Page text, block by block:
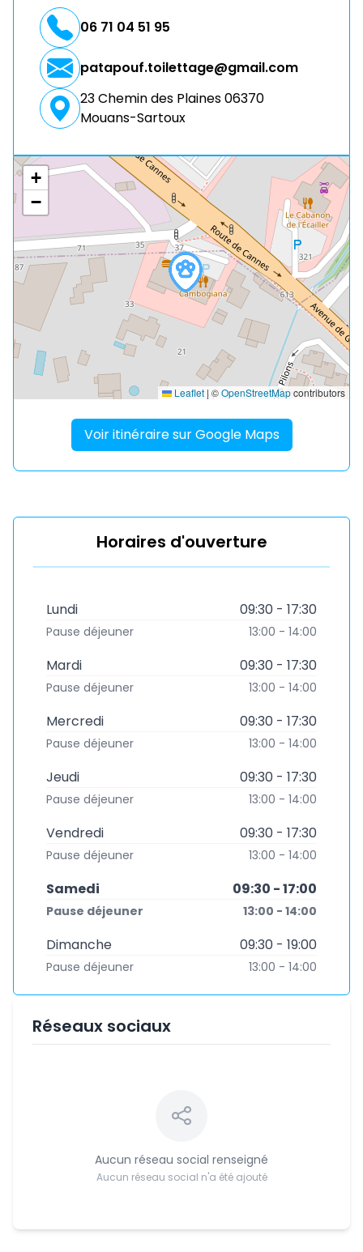
06 71 04 51 95
patapouf.toilettage@gmail.com
23 Chemin des Plaines 06370
Mouans-Sartoux
+
−
Leaflet |©OpenStreetMapcontributors
Voir itinéraire sur Google Maps
Horaires d'ouverture
Lundi 09:30 - 17:30
Pause déjeuner 13:00 - 14:00
Mardi 09:30 - 17:30
Pause déjeuner 13:00 - 14:00
Mercredi 09:30 - 17:30
Pause déjeuner 13:00 - 14:00
Jeudi 09:30 - 17:30
Pause déjeuner 13:00 - 14:00
Vendredi 09:30 - 17:30
Pause déjeuner 13:00 - 14:00
Samedi 09:30 - 17:00
Pause déjeuner 13:00 - 14:00
Dimanche 09:30 - 19:00
Pause déjeuner 13:00 - 14:00
Réseaux sociaux
Aucun réseau social renseigné
Aucun réseau social n'a été ajouté